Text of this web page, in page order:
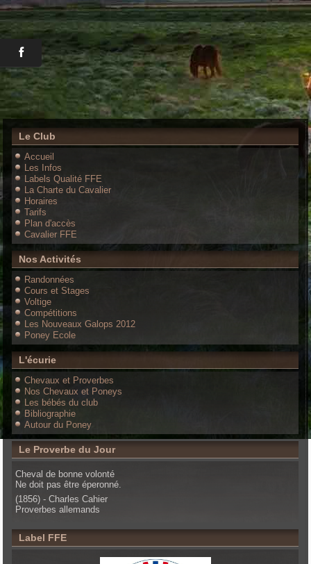
Le Club
Accueil
Les Infos
Labels Qualité FFE
La Charte du Cavalier
Horaires
Tarifs
Plan d'accès
Cavalier FFE
Nos Activités
Randonnées
Cours et Stages
Voltige
Compétitions
Les Nouveaux Galops 2012
Poney Ecole
L'écurie
Chevaux et Proverbes
Nos Chevaux et Poneys
Les bébés du club
Bibliographie
Autour du Poney
Le Proverbe du Jour
Cheval de bonne volonté
Ne doit pas être éperonné.
(1856) - Charles Cahier
Proverbes allemands
Label FFE